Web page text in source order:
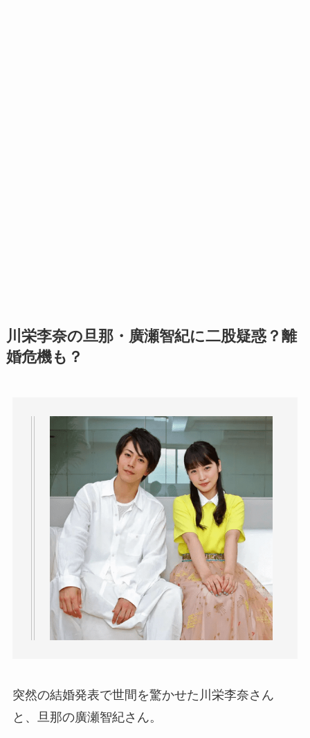
川栄李奈の旦那・廣瀬智紀に二股疑惑？離
婚危機も？
突然の結婚発表で世間を驚かせた川栄李奈さん
と、旦那の廣瀬智紀さん。